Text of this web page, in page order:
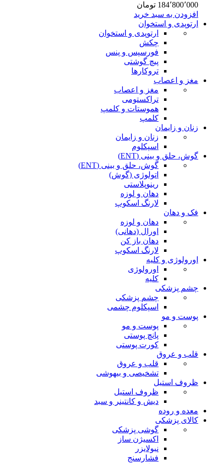
184٬800٬000 تومان
افزودن به سبد خرید
ارتوپدی و استخوان
ارتوپدی و استخوان
چکش
فورسپس و پنس
پیچ گوشتی
تروکارها
مغز و اعصاب
مغز و اعصاب
تراکستومی
هموستات و کلمپ
کلمپ
زنان و زایمان
زنان و زایمان
اسپکلوم
گوش، حلق و بینی (ENT)
گوش، حلق و بینی (ENT)
اتولوژی (گوش)
رینوپلاستی
دهان و لوزه
لارنگ اسکوپ
فک و دهان
دهان و لوزه
اورال (دهانی)
دهان باز کن
لارنگ اسکوپ
اورولوژی و کلیه
اورولوژی
کلیه
چشم پزشکی
چشم پزشکی
اسپکلوم چشمی
پوست و مو
پوست و مو
پانچ پوستی
کورت پوستی
قلب و عروق
قلب و عروق
تشخیصی و بیهوشی
ظروف استیل
ظروف استیل
دیش و کانتینر و سبد
معده و روده
کالای پزشکی
گوشی پزشکی
اکسیژن ساز
نبولایزر
فشارسنج